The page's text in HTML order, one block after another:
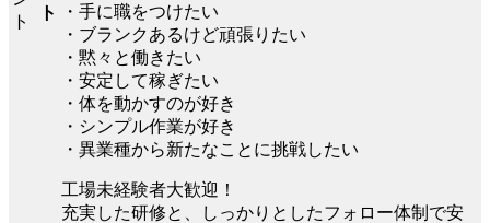
ト
・手に職をつけたい
・ブランクあるけど頑張りたい
・黙々と働きたい
・安定して稼ぎたい
・体を動かすのが好き
・シンプル作業が好き
・異業種から新たなことに挑戦したい
工場未経験者大歓迎！
充実した研修と、しっかりとしたフォロー体制で安